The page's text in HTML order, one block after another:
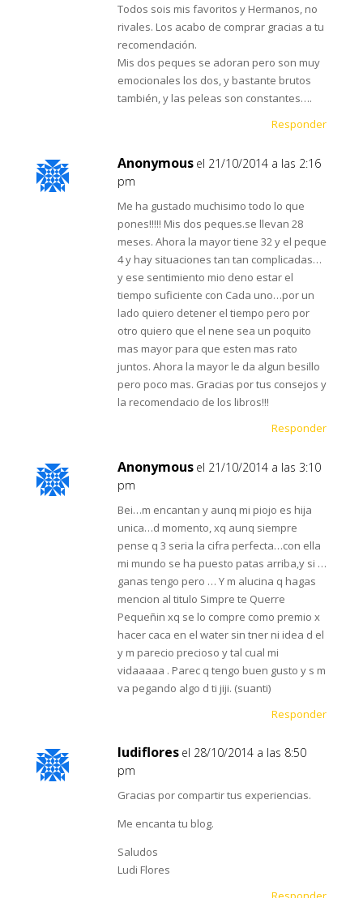
Todos sois mis favoritos y Hermanos, no
rivales. Los acabo de comprar gracias a tu
recomendación.
Mis dos peques se adoran pero son muy
emocionales los dos, y bastante brutos
también, y las peleas son constantes….
Responder
Anonymous el 21/10/2014 a las 2:16
pm
Me ha gustado muchisimo todo lo que
pones!!!!! Mis dos peques.se llevan 28
meses. Ahora la mayor tiene 32 y el peque
4 y hay situaciones tan tan complicadas…
y ese sentimiento mio deno estar el
tiempo suficiente con Cada uno…por un
lado quiero detener el tiempo pero por
otro quiero que el nene sea un poquito
mas mayor para que esten mas rato
juntos. Ahora la mayor le da algun besillo
pero poco mas. Gracias por tus consejos y
la recomendacio de los libros!!!
Responder
Anonymous el 21/10/2014 a las 3:10
pm
Bei…m encantan y aunq mi piojo es hija
unica…d momento, xq aunq siempre
pense q 3 seria la cifra perfecta…con ella
mi mundo se ha puesto patas arriba,y si …
ganas tengo pero … Y m alucina q hagas
mencion al titulo Simpre te Querre
Pequeñin xq se lo compre como premio x
hacer caca en el water sin tner ni idea d el
y m parecio precioso y tal cual mi
vidaaaaa . Parec q tengo buen gusto y s m
va pegando algo d ti jiji. (suanti)
Responder
ludiflores el 28/10/2014 a las 8:50
pm
Gracias por compartir tus experiencias.
Me encanta tu blog.
Saludos
Ludi Flores